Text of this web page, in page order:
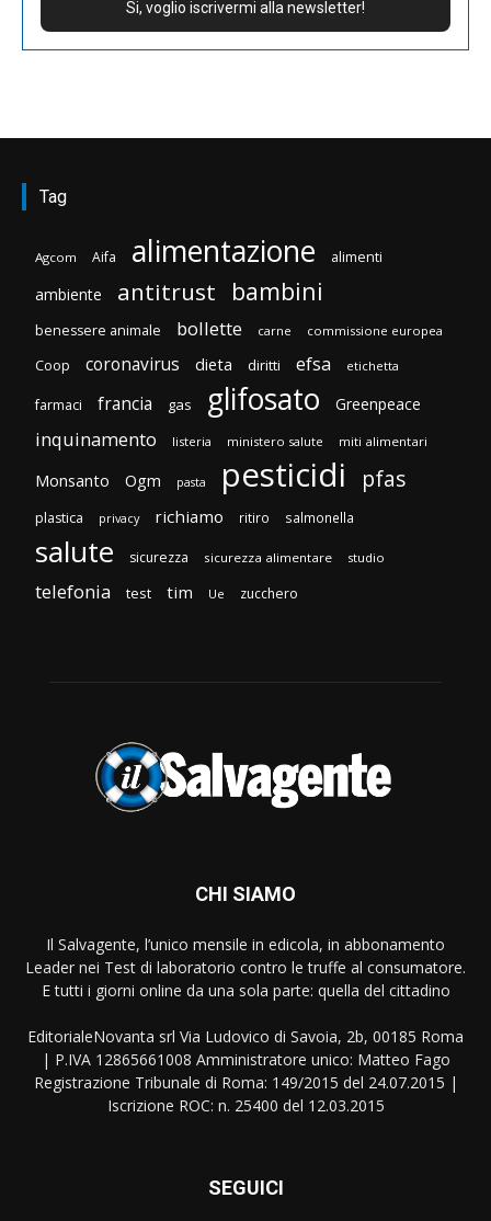
Tag
Agcom Aifa alimentazione alimenti
ambiente antitrust bambini
benessere animale bollette carne commissione europea
Coop coronavirus dieta diritti efsa etichetta
farmaci francia gas glifosato Greenpeace
inquinamento listeria ministero salute miti alimentari
Monsanto Ogm pasta pesticidi pfas
plastica privacy richiamo ritiro salmonella
salute sicurezza sicurezza alimentare studio
telefonia test tim Ue zucchero
CHI SIAMO
Il Salvagente, l’unico mensile in edicola, in abbonamento
Leader nei Test di laboratorio contro le truffe al consumatore.
E tutti i giorni online da una sola parte: quella del cittadino
EditorialeNovanta srl Via Ludovico di Savoia, 2b, 00185 Roma
| P.IVA 12865661008 Amministratore unico: Matteo Fago
Registrazione Tribunale di Roma: 149/2015 del 24.07.2015 |
Iscrizione ROC: n. 25400 del 12.03.2015
SEGUICI